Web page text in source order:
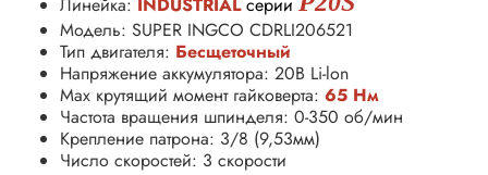
Модель: SUPER INGCO CDRLI206521
Тип двигателя: Бесщеточный
Напряжение аккумулятора: 20В Li-lon
Max крутящий момент гайковерта: 65 Нм
Частота вращения шпинделя: 0-350 об/мин
Крепление патрона: 3/8 (9,53мм)
Число скоростей: 3 скорости